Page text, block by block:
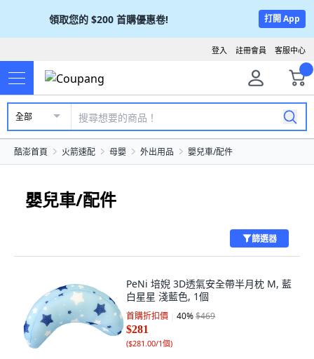
領取您的 $200 首購優惠卷! 打開 App
客服中心
註冊會員
登入
全部
酷澎首頁 火箭速配 母嬰 外出用品 嬰兒車/配件
嬰兒車/配件
篩選器
PeNi 培婗 3D透氣安全帶半月枕 M, 藍
白星星 淺藍色, 1個
首購折扣價 40%$469
$281
($281.00/1個)